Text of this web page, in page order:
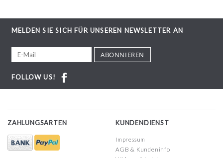
MELDEN SIE SICH FÜR UNSEREN NEWSLETTER AN
ABONNIEREN
FOLLOW US!
ZAHLUNGSARTEN KUNDENDIENST
Impressum
AGB & Kundeninfo